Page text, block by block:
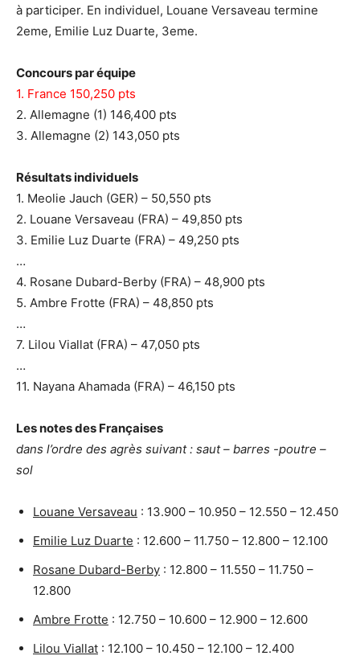
à participer. En individuel, Louane Versaveau termine
2eme, Emilie Luz Duarte, 3eme.
Concours par équipe
1. France 150,250 pts
2. Allemagne (1) 146,400 pts
3. Allemagne (2) 143,050 pts
Résultats individuels
1. Meolie Jauch (GER) – 50,550 pts
2. Louane Versaveau (FRA) – 49,850 pts
3. Emilie Luz Duarte (FRA) – 49,250 pts
…
4. Rosane Dubard-Berby (FRA) – 48,900 pts
5. Ambre Frotte (FRA) – 48,850 pts
…
7. Lilou Viallat (FRA) – 47,050 pts
…
11. Nayana Ahamada (FRA) – 46,150 pts
Les notes des Françaises
dans l’ordre des agrès suivant : saut – barres -poutre –
sol
Louane Versaveau : 13.900 – 10.950 – 12.550 – 12.450
Emilie Luz Duarte : 12.600 – 11.750 – 12.800 – 12.100
Rosane Dubard-Berby : 12.800 – 11.550 – 11.750 –
12.800
Ambre Frotte : 12.750 – 10.600 – 12.900 – 12.600
Lilou Viallat : 12.100 – 10.450 – 12.100 – 12.400